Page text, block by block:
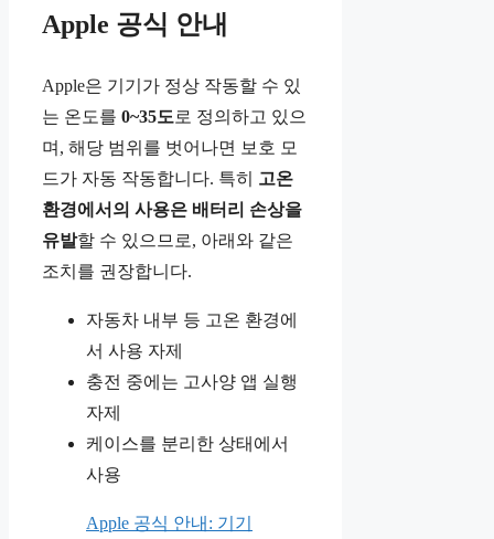
Apple 공식 안내
Apple은 기기가 정상 작동할 수 있
는 온도를 0~35도 로 정의하고 있으
며, 해당 범위를 벗어나면 보호 모
드가 자동 작동합니다. 특히
고온
환경에서의 사용은 배터리 손상을
유발할 수 있으므로, 아래와 같은
조치를 권장합니다.
자동차 내부 등 고온 환경에
서 사용 자제
충전 중에는 고사양 앱 실행
자제
케이스를 분리한 상태에서
사용
Apple 공식 안내: 기기